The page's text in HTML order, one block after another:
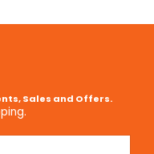
Sales and Offers.